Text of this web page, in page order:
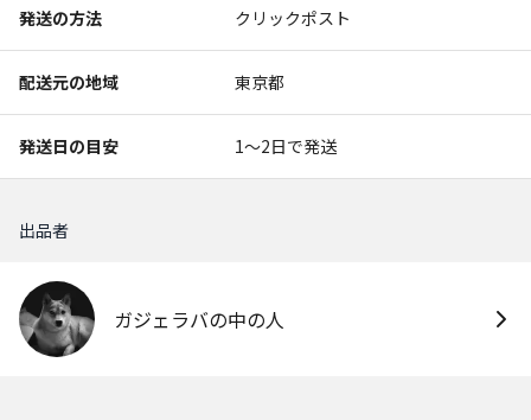
発送の方法 クリックポスト
配送元の地域 東京都
発送日の目安 1〜2日で発送
出品者
ガジェラバの中の人